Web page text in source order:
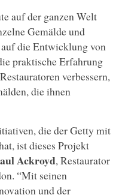
auf der ganzen Welt
Gemälde und
die Entwicklung von
praktische Erfahrung
verbessern,
die ihnen
die der Getty mit
ist dieses Projekt
Ackroyd, Restaurator
“Mit seinen
und der